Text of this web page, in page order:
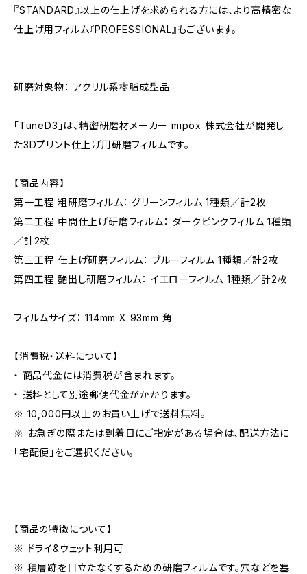
『STANDARD』以上の仕上げを求められる方には、より高精密な
仕上げ用フィルム『PROFESSIONAL』もございます。
研磨対象物： アクリル系樹脂成型品
「TuneD3」は、精密研磨材メーカー mipox 株式会社が開発し
た3Dプリント仕上げ用研磨フィルムです。
【商品内容】
第一工程 粗研磨フィルム： グリーンフィルム 1種類／計2枚
第二工程 中間仕上げ研磨フィルム： ダークピンクフィルム 1種類
／計2枚
第三工程 仕上げ研磨フィルム： ブルーフィルム 1種類／計2枚
第四工程 艶出し研磨フィルム： イエローフィルム 1種類／計2枚
フィルムサイズ： 114mm X 93mm 角
【消費税・送料について】
・ 商品代金には消費税が含まれます。
・ 送料として別途郵便代金がかかります。
※ 10,000円以上のお買い上げで送料無料。
※ お急ぎの際または到着日にご指定がある場合は、配送方法に
「宅配便」をご選択ください。
【商品の特徴について】
※ ドライ&ウェット利用可
※ 積層跡を目立たなくするための研磨フィルムです。穴などを塞